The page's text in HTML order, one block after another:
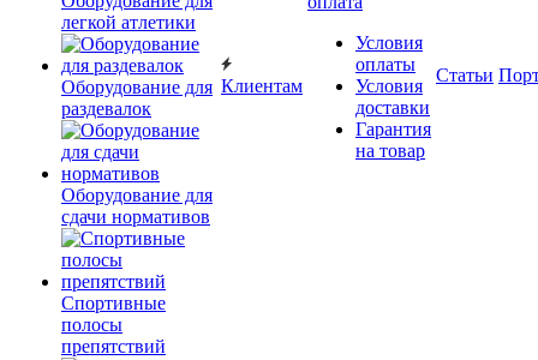
легкой атлетики
Оборудование для
раздевалок
Оборудование для
сдачи нормативов
Спортивные
полосы
препятствий
Клиентам
Условия
оплаты
Условия
доставки
Гарантия
на товар
Статьи